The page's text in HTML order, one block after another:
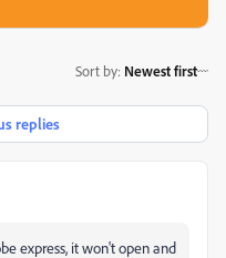
Sort by: Newest first
replies
express, it won't open and